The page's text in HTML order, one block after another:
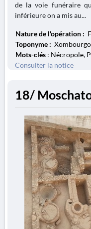
de la voie funéraire
inférieure on a mis au...
Nature de l'opération :
Toponyme :
Mots-clés : Nécropole,
Consulter la notice
18/